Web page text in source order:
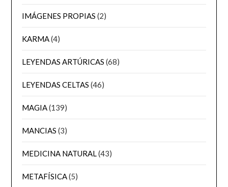
IMÁGENES PROPIAS (2)
KARMA(4)
LEYENDAS ARTÚRICAS (68)
LEYENDAS CELTAS (46)
MAGIA(139)
MANCIAS (3)
MEDICINA NATURAL(43)
METAFÍSICA(5)